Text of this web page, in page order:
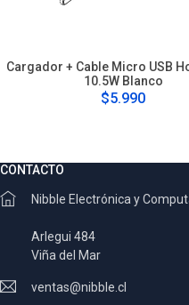
Cargador + Cable Micro USB
10.5W Blanco
$5.990
CONTACTO
Nibble Electrónica y
Arlegui 484
Viña del Mar
ventas@nibble.cl